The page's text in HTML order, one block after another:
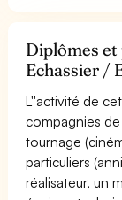
Diplômes
Echassier /
L''activité de
compagnies
tournage
particuliers
réalisateur, un